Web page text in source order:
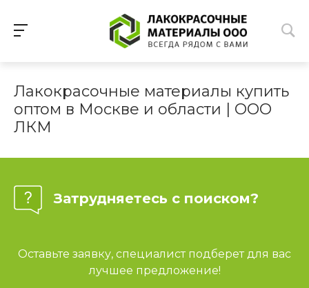
Лакокрасочные материалы купить
оптом в Москве и области | ООО
ЛКМ
Затрудняетесь с поиском?
Оставьте заявку, специалист подберет для вас
лучшее предложение!